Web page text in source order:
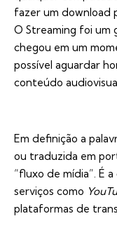
fazer um download
O Streaming foi um
chegou em um
possível aguardar
conteúdo
Em definição a
ou traduzida em
“fluxo de mídia”. É
serviços como
plataformas de